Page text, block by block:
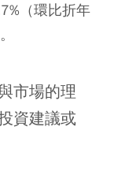
（環比折年
市場的理
資建議或